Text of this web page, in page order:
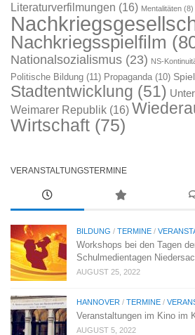
Literaturverfilmungen (16) Mentalitäten (8)
Nachkriegsspielfilm
Nationalsozialismus (23) NS-
Politische Bildung (11) Propaganda (10)
Stadtentwicklung (51)
Weimarer Republik (16)
Wirtschaft (75)
VERANSTALTUNGSTERMINE
BILDUNG / TERMINE /
Workshops bei den Tagen
Schulmedientagen
AUGUST 25, 2022
HANNOVER / TERMINE /
Veranstaltungen im Kino im
AUGUST 5, 2022